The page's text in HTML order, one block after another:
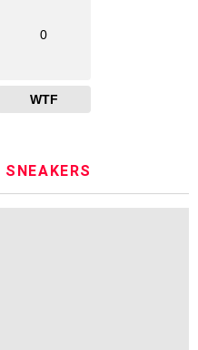
0
WTF
SNEAKERS